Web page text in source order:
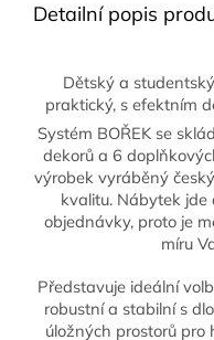
Detailní popis
Dětský a
praktický, s efektním
Systém BOŘEK se
dekorů a 6
výrobek vyráběný
kvalitu. Nábytek jde
objednávky, proto je
míru
Představuje ideální
robustní a stabilní s
úložných prostorů pro